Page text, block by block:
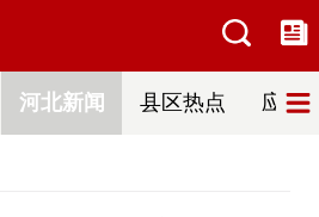
河北新闻 县区热点 应急